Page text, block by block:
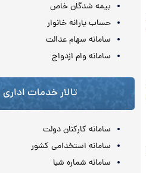
بیمه شدگان خاص
حساب یارانه خانوار
سامانه سهام عدالت
سامانه وام ازدواج
تالار خدمات اداری
سامانه کارکنان دولت
سامانه استخدامی کشور
سامانه شماره شبا